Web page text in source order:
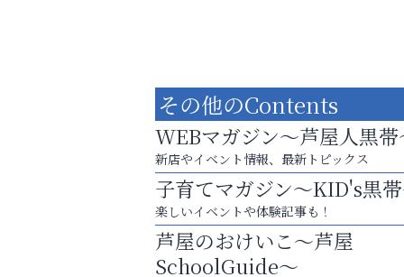
梅雨でカビが繁殖する前に！
エアコン掃除は“今”が最適
阪神相続相談協会
その他のContents
WEBマガジン～芦屋人黒帯
新店やイベント情報、最新トピックス
子育てマガジン～KID's黒
楽しいイベントや体験記事も！
芦屋のおけいこ～芦屋
SchoolGuide～